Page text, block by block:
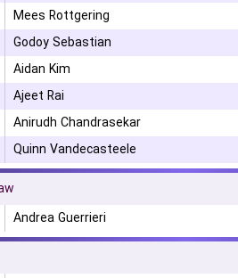
Mees Rottgering
Godoy Sebastian
Aidan Kim
Ajeet Rai
Anirudh Chandrasekar
Quinn Vandecasteele
Andrea Guerrieri